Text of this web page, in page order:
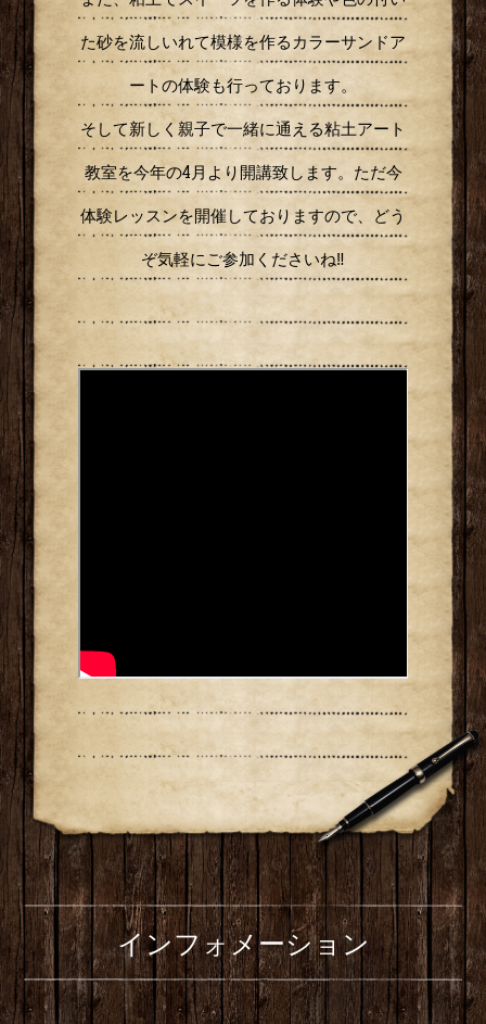
た砂を流しいれて模様を作るカラーサンドア
ートの体験も行っております。
そして新しく親子で一緒に通える粘土アート
教室を今年の4月より開講致します。ただ今
体験レッスンを開催しておりますので、どう
ぞ気軽にご参加くださいね‼︎
インフォメーション